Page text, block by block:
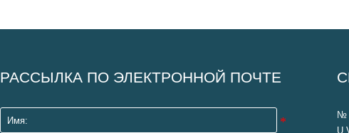
РАССЫЛКА ПО ЭЛЕКТРОННОЙ ПОЧТЕ
№
U